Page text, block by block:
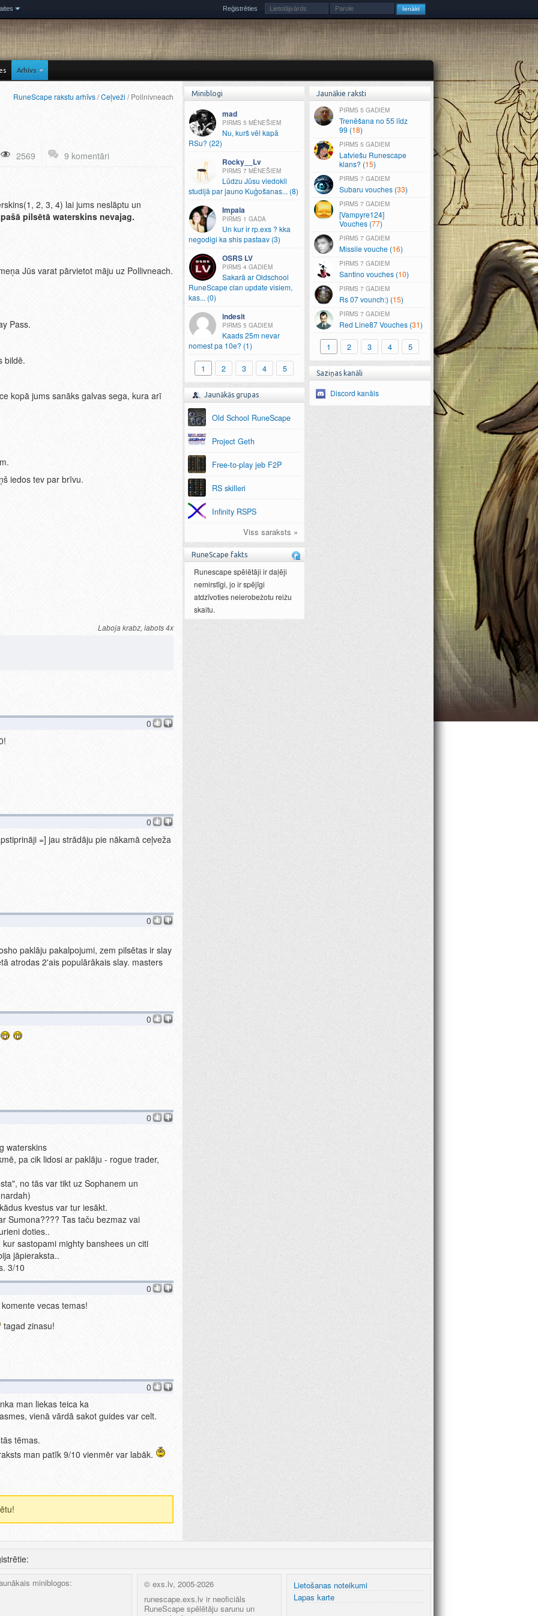
Reģistrēties
Arhīvs
Jaunākie raksti
5 GADIEM
Trenēšana no 55 līdz
99 (18)
5 GADIEM
Latviešu Runescape
klans? (15)
7 GADIEM
Subaru vouches (33)
7 GADIEM
[Vampyre124]
Vouches (77)
7 GADIEM
Missile vouche (16)
7 GADIEM
Santino vouches (10)
7 GADIEM
Rs 07 vounch:) (15)
7 GADIEM
Red Line87 Vouches (31)
1 2 3 4 5
Saziņas kanāli
Discord kanāls
RuneScape rakstu arhīvs/Ceļveži / Pollnivneach
2569 9 komentāri
2, 3, 4) lai jums neslāptu un
pilsētā waterskins nevajag.
Jūs varat pārvietot māju uz Pollivneach.
Pass.
bildē.
kopā jums sanāks galvas sega, kura arī
iedos tev par brīvu.
Laboja krabz, labots 4x
0
0
=] jau strādāju pie nākamā ceļveža
0
paklāju pakalpojumi, zem pilsētas ir slay
atrodas 2'ais populārākais slay. masters
0
0
waterskins
pa cik lidosi ar paklāju - rogue trader,
no tās var tikt uz Sophanem un
kvestus var tur iesākt.
Sumona???? Tas taču bezmaz vai
doties..
sastopami mighty banshees un citi
jāpieraksta..
3/10
0
vecas temas!
tagad zinasu!
0
man liekas teica ka
vienā vārdā sakot guides var celt.
tēmas.
man patīk 9/10 vienmēr var labāk.
Miniblogi
mad
5 MĒNEŠIEM
Nu, kurš vēl kapā
RSu? (22)
Rocky__Lv
7 MĒNEŠIEM
Lūdzu Jūsu viedokli
studijā par jauno Kuģošanas... (8)
Impala
1 GADA
Un kur ir rp.exs ? kka
negodigi ka shis pastaav (3)
OSRS LV
4 GADIEM
Sakarā ar Oldschool
RuneScape clan update visiem,
kas... (0)
indesit
5 GADIEM
Kaads 25m nevar
nomest pa 10e? (1)
1 2 3 4 5
Jaunākās grupas
Old School RuneScape
Project Geth
Free-to-play jeb F2P
RS skilleri
Infinity RSPS
Viss saraksts »
RuneScape fakts
Runescape spēlētāji ir daļēji
nemirstīgi, jo ir spējīgi
atdzīvoties neierobežotu reižu
skaitu.
miniblogos:
© exs.lv, 2005-2026
runescape.exs.lv ir neoficiāls
RuneScape spēlētāju sarunu un
Lietošanas noteikumi
Lapas karte